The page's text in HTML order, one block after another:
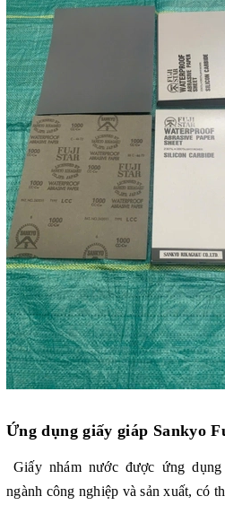
Ứng dụnggiấy giáp Sankyo
Giấy nhám nước được ứng
ngành công nghiệp và sản xuất, có